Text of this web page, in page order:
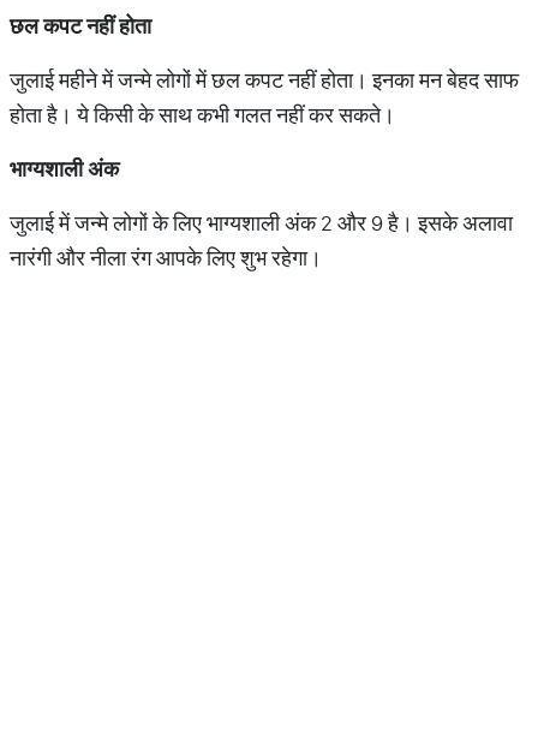
छल कपट नहीं होता
जुलाई महीने में जन्मे लोगों में छल कपट नहीं होता। इनका मन बेहद साफ
होता है। ये किसी के साथ कभी गलत नहीं कर सकते।
भाग्यशाली अंक
जुलाई में जन्मे लोगों के लिए भाग्यशाली अंक 2 और 9 है। इसके अलावा
नारंगी और नीला रंग आपके लिए शुभ रहेगा।